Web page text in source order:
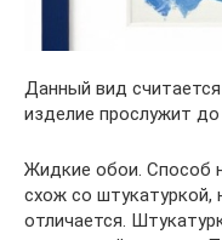
Данный вид
изделие прослужит до
Жидкие обои. Способ
схож со штукатуркой,
отличается.